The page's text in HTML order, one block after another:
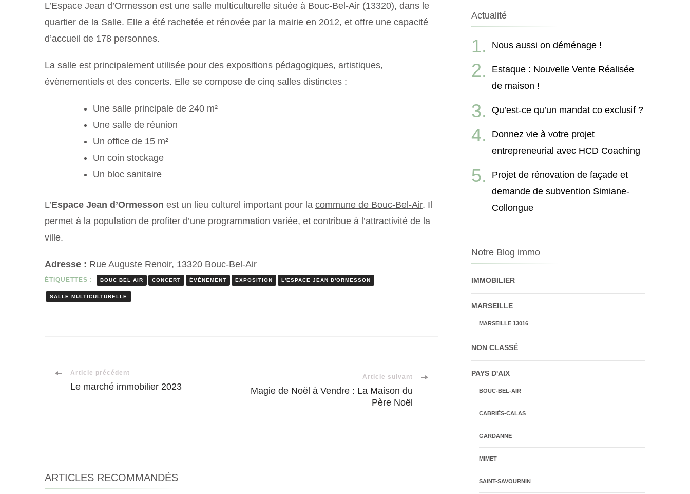
L’Espace Jean d’Ormesson est une salle multiculturelle située à Bouc-Bel-Air (13320), dans le
quartier de la Salle. Elle a été rachetée et rénovée par la mairie en 2012, et offre une capacité
d’accueil de 178 personnes.
La salle est principalement utilisée pour des expositions pédagogiques, artistiques,
évènementiels et des concerts. Elle se compose de cinq salles distinctes :
Une salle principale de 240 m²
Une salle de réunion
Un office de 15 m²
Un coin stockage
Un bloc sanitaire
L’Espace Jean d’Ormesson est un lieu culturel important pour la commune de Bouc-Bel-Air. Il
permet à la population de profiter d’une programmation variée, et contribue à l’attractivité de la
ville.
Adresse : Rue Auguste Renoir, 13320 Bouc-Bel-Air
ÉTIQUETTES : BOUC BEL AIR CONCERT ÉVÈNEMENT EXPOSITION L'ESPACE JEAN D'ORMESSON
SALLE MULTICULTURELLE
Navigation
Article précédent
Le marché immobilier 2023
Article suivant
Magie de Noël à Vendre : La Maison du
Père Noël
ARTICLES RECOMMANDÉS
Actualité
Nous aussi on déménage !
Estaque : Nouvelle Vente Réalisée
de maison !
Qu’est-ce qu’un mandat co exclusif ?
Donnez vie à votre projet
entrepreneurial avec HCD Coaching
Projet de rénovation de façade et
demande de subvention Simiane-
Collongue
Notre Blog immo
IMMOBILIER
MARSEILLE
MARSEILLE 13016
NON CLASSÉ
PAYS D'AIX
BOUC-BEL-AIR
CABRIÈS-CALAS
GARDANNE
MIMET
SAINT-SAVOURNIN